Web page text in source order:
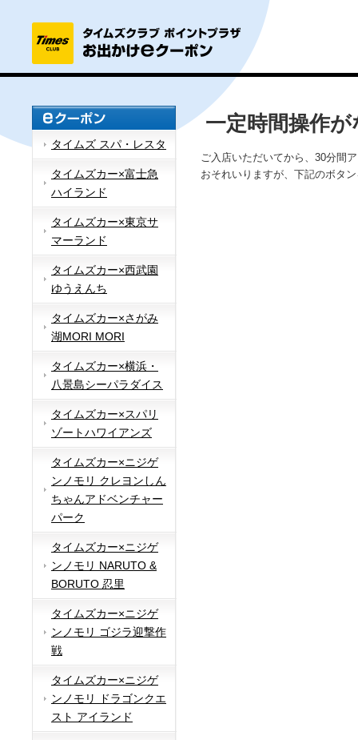
タイムズ スパ・レスタ
タイムズカー×富士急
ハイランド
タイムズカー×東京サ
マーランド
タイムズカー×西武園
ゆうえんち
タイムズカー×さがみ
湖MORI MORI
タイムズカー×横浜・
八景島シーパラダイス
タイムズカー×スパリ
ゾートハワイアンズ
タイムズカー×ニジゲ
ンノモリ クレヨンしん
ちゃんアドベンチャー
パーク
タイムズカー×ニジゲ
ンノモリ NARUTO &
BORUTO 忍里
タイムズカー×ニジゲ
ンノモリ ゴジラ迎撃作
戦
タイムズカー×ニジゲ
ンノモリ ドラゴンクエ
スト アイランド
一定時間操作
ご入店いただいてから、30分間
おそれいりますが、下記のボタ